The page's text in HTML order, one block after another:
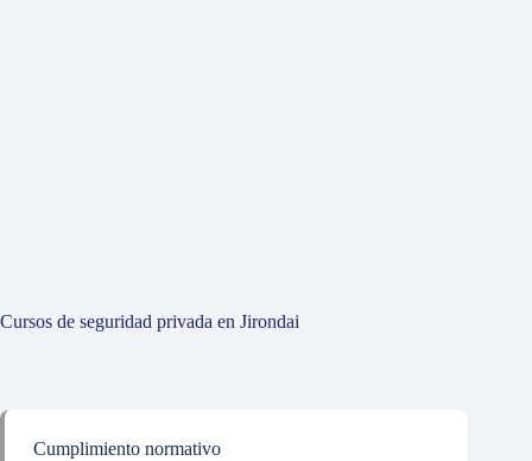
Cursos de seguridad privada en Jirondai
Cumplimiento normativo